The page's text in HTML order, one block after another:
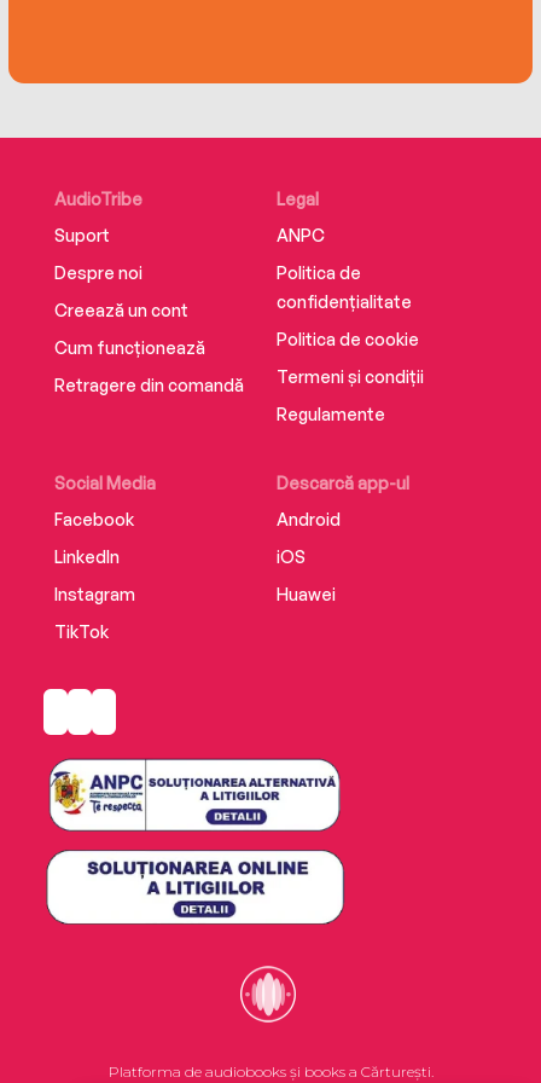
AudioTribe
Suport
Despre noi
Creează un cont
Cum funcționează
Retragere din comandă
Social Media
Facebook
LinkedIn
Instagram
TikTok
Descarcă app-ul
Android
iOS
Huawei
Legal
ANPC
Politica de
confidențialitate
Politica de cookie
Termeni și condiții
Regulamente
Platforma de audiobooks și books a Cărturești.